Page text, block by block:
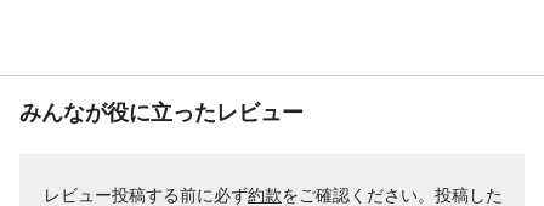
みんなが役に立ったレビュー
レビュー投稿する前に必ず約款をご確認ください。投稿した